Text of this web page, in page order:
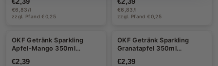
€6,83/l
zzgl. Pfand €0,25
€6,83/l
zzgl. Pfand €0,25
Halal
OKF Getränk Sparkling
Apfel-Mango 350ml
€2,39
Halal
OKF Getränk Sparkling
Granatapfel 350ml
€2,39